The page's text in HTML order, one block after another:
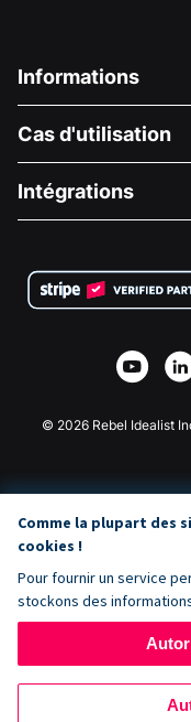
Informations
À propos de nous
Carrières
Confidentialité
Partenariat
Bibliothèque
Cas d'utilisation
Collecte de fonds
Collecte de fonds
Intégrations
Plugin de don Wix
Application de don
Don Joomla
© 2026 Rebel Idealist
Comme la plupart des
cookies !
Pour fournir un service
stockons des